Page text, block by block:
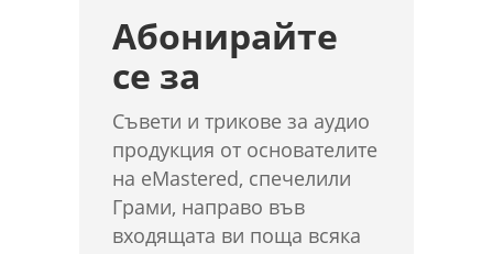
Абонирайте
се за
Съвети и трикове за аудио
продукция от основателите
на eMastered, спечелили
Грами, направо във
входящата ви поща всяка